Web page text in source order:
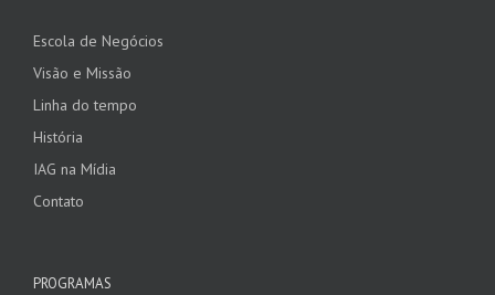
Escola de Negócios
Visão e Missão
Linha do tempo
História
IAG na Mídia
Contato
PROGRAMAS